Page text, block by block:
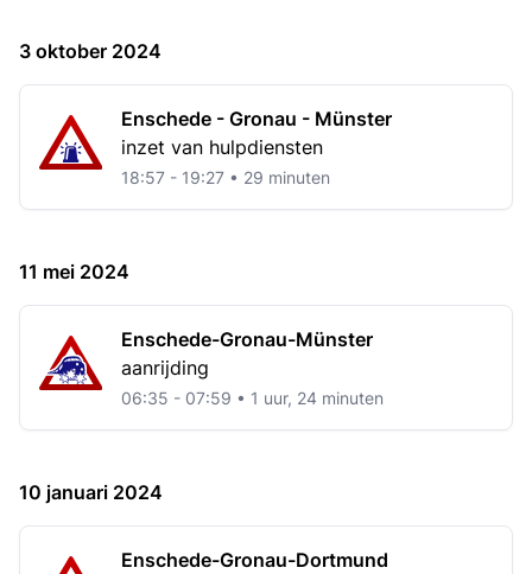
3 oktober 2024
Enschede - Gronau - Münster
inzet van hulpdiensten
18:57 - 19:27 • 29 minuten
11 mei 2024
Enschede-Gronau-Münster
aanrijding
06:35 - 07:59 • 1 uur, 24 minuten
10 januari 2024
Enschede-Gronau-Dortmund